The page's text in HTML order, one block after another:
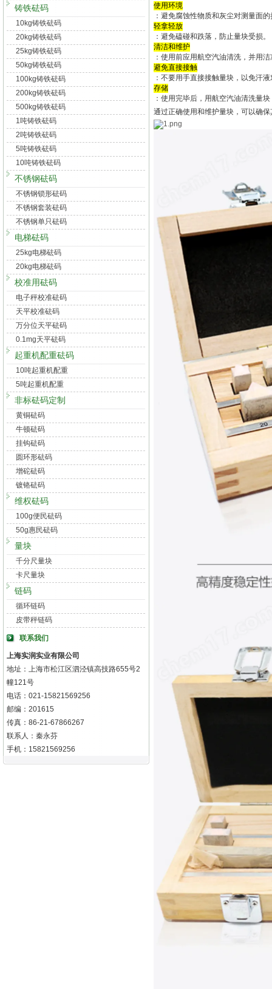
铸铁砝码
10kg铸铁砝码
20kg铸铁砝码
25kg铸铁砝码
50kg铸铁砝码
100kg铸铁砝码
200kg铸铁砝码
500kg铸铁砝码
1吨铸铁砝码
2吨铸铁砝码
5吨铸铁砝码
10吨铸铁砝码
不锈钢砝码
不锈钢锁形砝码
不锈钢套装砝码
不锈钢单只砝码
电梯砝码
25kg电梯砝码
20kg电梯砝码
校准用砝码
电子秤校准砝码
天平校准砝码
万分位天平砝码
0.1mg天平砝码
起重机配重砝码
10吨起重机配重
5吨起重机配重
非标砝码定制
黄铜砝码
牛顿砝码
挂钩砝码
圆环形砝码
增砣砝码
镀铬砝码
维权砝码
100g便民砝码
50g惠民砝码
量块
千分尺量块
卡尺量块
链码
循环链码
皮带秤链码
联系我们
上海实润实业有限公司
地址：上海市松江区泗泾镇高技路655号2
幢121号
电话：021-15821569256
邮编：201615
传真：86-21-67866267
联系人：秦永芬
手机：15821569256
使用环境
：避免腐蚀性物质和灰尘对测量面
轻拿轻放
：避免磕碰和跌落，防止量块受损。
清洁和维护
：使用前应用航空汽油清洗，并用
避免直接接触
：不要用手直接接触量块，以免汗
存储
：使用完毕后，用航空汽油清洗量
通过正确使用和维护量块，可以确